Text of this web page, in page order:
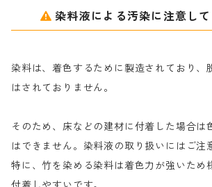
ナ行
ハ行
マ行
粉末顔料
綿・麻を染める染料
絹・羊毛を染める染料
染料液による汚染に注意して
染料は、着色するために製造されており、
はされておりません。
そのため、床などの建材に付着した場合は
はできません。染料液の取り扱いにはご注
特に、竹を染める染料は着色力が強いため